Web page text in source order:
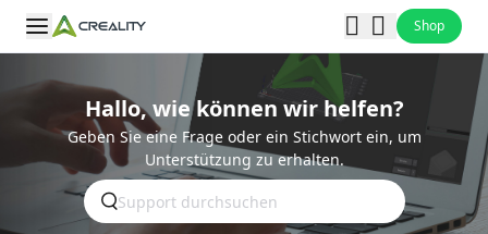
Shop
Hallo, wie können wir helfen?
Geben Sie eine Frage oder ein Stichwort ein, um
Unterstützung zu erhalten.